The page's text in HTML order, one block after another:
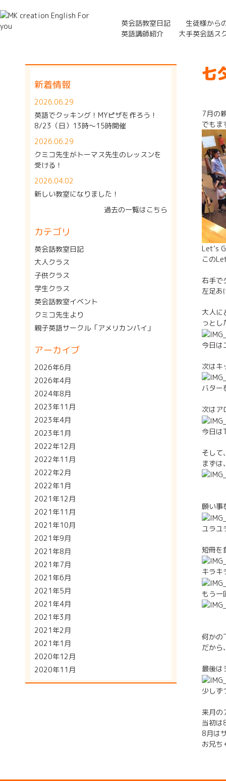
英会話教室日記
生徒様から
英語講師紹介
大手英会話ス
七
7月の
でもま
Let’s
この
右手で
左足あ
大人に
っと
今日は
次はキ
バター
次はア
今日は
そして
まずは
願い事
ユラユ
短冊を
キラ
もう
何かの
だから
最後は
少しず
来月の
当初は
8月は
お兄ち
新着情報
2026.06.29
英語でクッキング！MYピザを作ろう！
8/23（日）13時～15時開催
2026.06.29
クミコ先生がトーマス先生のレッスンを
受ける！
2026.04.02
新しい教室になりました！
過去の一覧はこちら
カテゴリ
英会話教室日記
大人クラス
子供クラス
学生クラス
英会話教室イベント
クミコ先生より
親子英語サークル「アメリカンパイ」
アーカイブ
2026年6月
2026年4月
2024年8月
2023年11月
2023年4月
2023年1月
2022年12月
2022年11月
2022年2月
2022年1月
2021年12月
2021年11月
2021年10月
2021年9月
2021年8月
2021年7月
2021年6月
2021年5月
2021年4月
2021年3月
2021年2月
2021年1月
2020年12月
2020年11月